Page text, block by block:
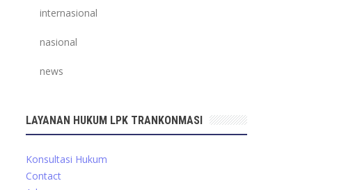
internasional
nasional
news
LAYANAN HUKUM LPK TRANKONMASI
Konsultasi Hukum
Contact